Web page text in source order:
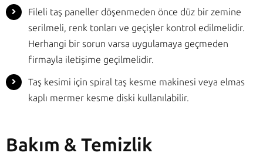
Fileli taş paneller döşenmeden önce düz bir zemine
serilmeli, renk tonları ve geçişler kontrol edilmelidir.
Herhangi bir sorun varsa uygulamaya geçmeden
firmayla iletişime geçilmelidir.
Taş kesimi için spiral taş kesme makinesi veya elmas
kaplı mermer kesme diski kullanılabilir.
Bakım & Temizlik